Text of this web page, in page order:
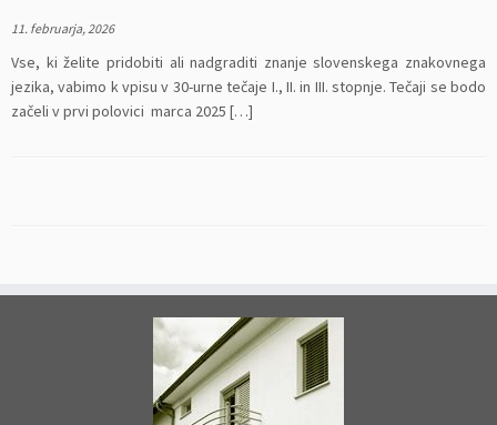
11. februarja, 2026
Vse, ki želite pridobiti ali nadgraditi znanje slovenskega znakovnega
jezika, vabimo k vpisu v 30-urne tečaje I., II. in III. stopnje. Tečaji se bodo
začeli v prvi polovici marca 2025 […]